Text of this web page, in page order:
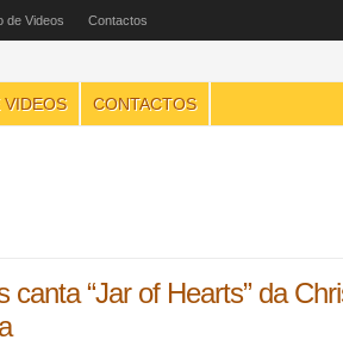
de Videos Contactos
VIDEOS CONTACTOS
canta “Jar of Hearts” da